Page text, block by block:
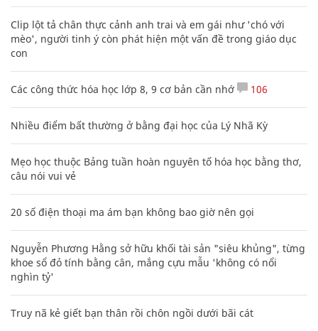
Clip lột tả chân thực cảnh anh trai và em gái như 'chó với
mèo', người tinh ý còn phát hiện một vấn đề trong giáo dục
con
Các công thức hóa học lớp 8, 9 cơ bản cần nhớ 106
Nhiều điểm bất thường ở bằng đại học của Lý Nhã Kỳ
Mẹo học thuộc Bảng tuần hoàn nguyên tố hóa học bằng thơ,
câu nói vui vẻ
20 số điện thoại ma ám bạn không bao giờ nên gọi
Nguyễn Phương Hằng sở hữu khối tài sản "siêu khủng", từng
khoe sổ đỏ tính bằng cân, mắng cựu mẫu 'không có nổi
nghìn tỷ'
Truy nã kẻ giết bạn thân rồi chôn ngồi dưới bãi cát